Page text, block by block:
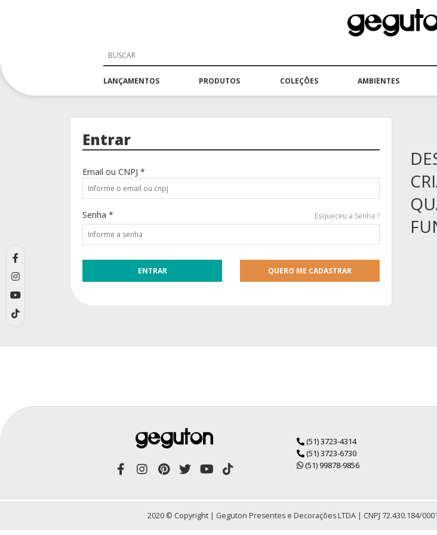
LANÇAMENTOS PRODUTOS COLEÇÕES AMBIENTES
Entrar
Email ou CNPJ *
Senha * Esqueceu a Senha ?
QUERO ME CADASTRAR
(51) 3723-4314
(51) 3723-6730
(51) 99878-9856
2020 © Copyright | Geguton Presentes e Decorações LTDA | CNPJ 72.430.184/